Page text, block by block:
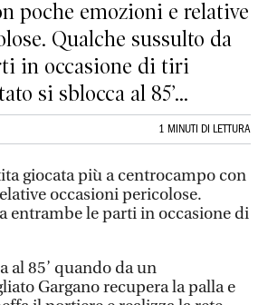
poche emozioni e relative
Qualche sussulto da
in occasione di tiri
si sblocca al 85’...
1 MINUTI DI LETTURA
giocata più a centrocampo con
occasioni pericolose.
entrambe le parti in occasione di
al 85’ quando da un
Gargano recupera la palla e